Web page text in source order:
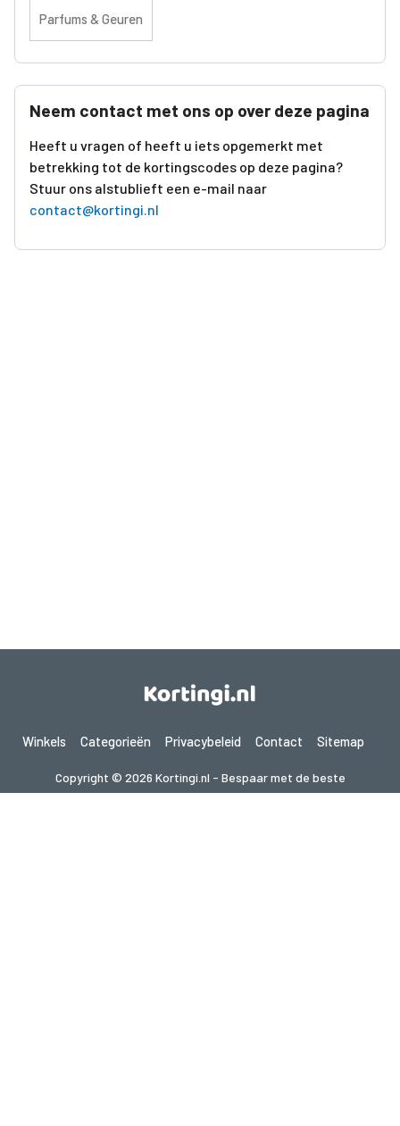
Parfums & Geuren
Neem contact met ons op over deze pagina
Heeft u vragen of heeft u iets opgemerkt met
betrekking tot de kortingscodes op deze pagina?
Stuur ons alstublieft een e-mail naar
contact@kortingi.nl
Winkels Categorieën Privacybeleid Contact Sitemap
Copyright © 2026 Kortingi.nl - Bespaar met de beste
kortingscodes 2026. Alle rechten voorbehouden.